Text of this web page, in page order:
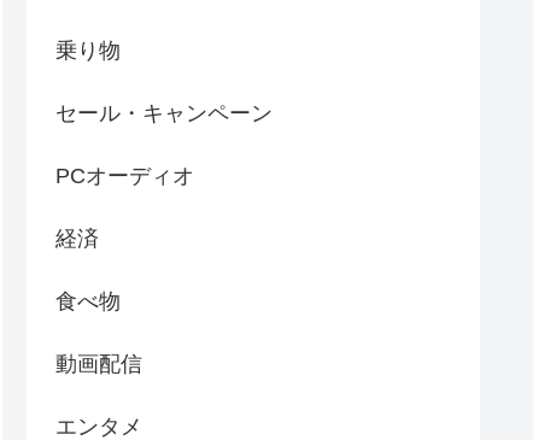
乗り物
セール・キャンペーン
PCオーディオ
経済
食べ物
動画配信
エンタメ